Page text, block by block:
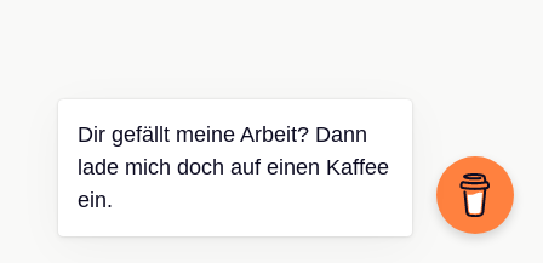
Dir gefällt meine Arbeit? Dann
lade mich doch auf einen Kaffee
ein.